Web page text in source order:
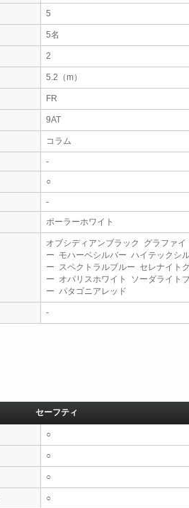
5
5名
2
5.2（m）
FR
9AT
コラム
-
○
-
ポーラーホワイト
オブシディアンブラック グラファイ
ー モハーベシルバー ハイテックシ
ー スペクトラルブルー セレナイト
ー オパリスホワイト ソーダライト
ー パタゴニアレッド
-
セーフティ
○
○
○
○